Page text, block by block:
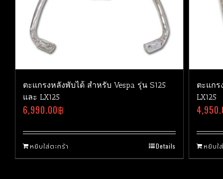
ตะแกรงหลังพับได้ สำหรับ Vespa รุ่น S125
และ LX125
6,990.00฿
หยิบใส่ตะกร้า Details
ตะแกร
LX125
หยิบใ